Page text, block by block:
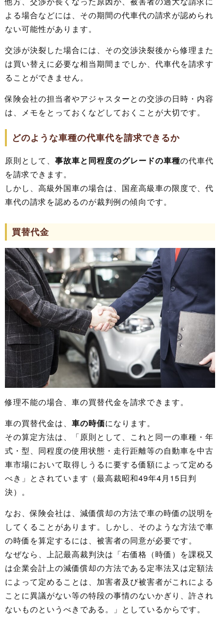
よる場合などには、その期間の代車代の請求が認められ
ない可能性があります。
交渉が決裂した場合には、その交渉決裂後から修理また
は買い替えに必要な相当期間までしか、代車代を請求す
ることができません。
保険会社の担当者やアジャスターとの交渉の日時・内容
は、メモをとっておくなどしておくことが大切です。
どのような車種の代車代を請求できるか
原則として、 事故車と同程度のグレードの車種の代車代
を請求できます。
しかし、高級外国車の場合は、国産高級車の限度で、代
車代の請求を認めるのが裁判例の傾向です。
買替代金
修理不能の場合、車の買替代金を請求できます。
車の買替代金は、 車の時価になります。
その算定方法は、「原則として、これと同一の車種・年
式・型、同程度の使用状態・走行距離等の自動車を中古
車市場において取得しうるに要する価額によって定める
べき」とされています（最高裁昭和49年4月15日判
決）。
なお、保険会社は、減価償却の方法で車の時価の説明を
してくることがあります。しかし、そのような方法で車
の時価を算定するには、被害者の同意が必要です。
なぜなら、上記最高裁判決は「右価格（時価）を課税又
は企業会計上の減価償却の方法である定率法又は定額法
によって定めることは、加害者及び被害者がこれによる
ことに異議がない等の特段の事情のないかぎり、許され
ないものというべきである。」としているからです。